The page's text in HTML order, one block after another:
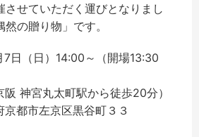
させていただく運びとなりまし
の贈り物」です。
日（日）14:00～（開場13:30
神宮丸太町駅から徒歩20分）
都市左京区黒谷町３３